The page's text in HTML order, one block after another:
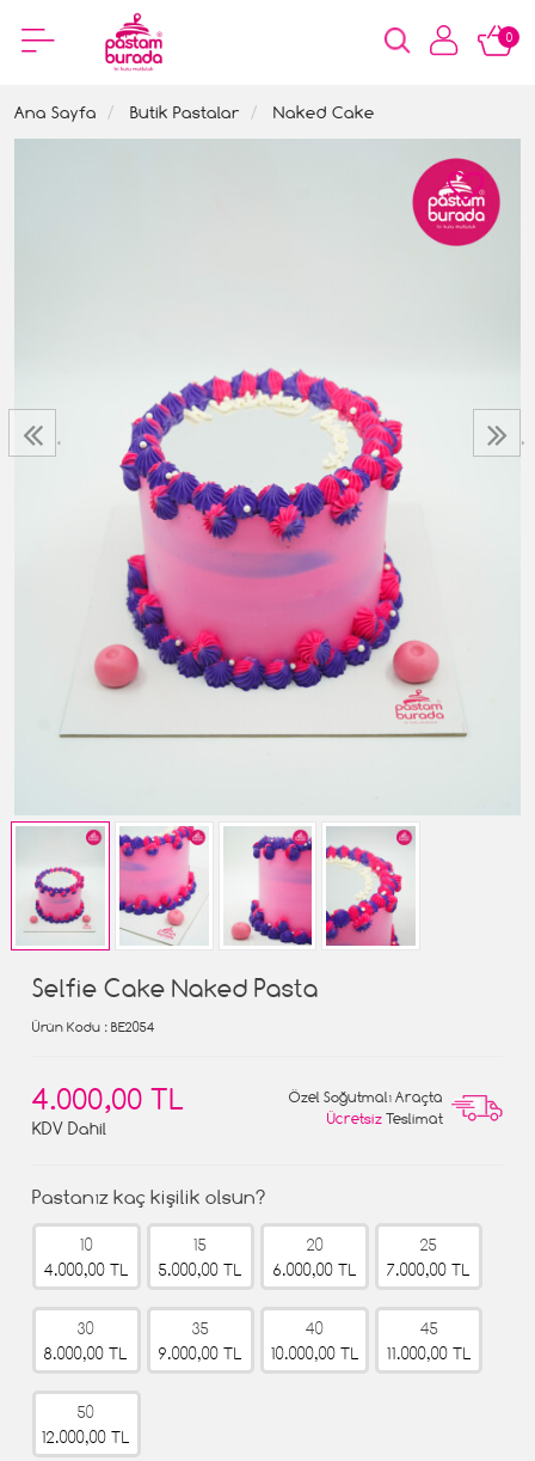
0
Ana Sayfa Butik Pastalar Naked Cake
‹ ›
Selfie Cake Naked Pasta
Ürün Kodu : BE2054
4.000,00 TL
KDV Dahil
Özel Soğutmalı Araçta
Ücretsiz Teslimat
Pastanız kaç kişilik olsun?
10
4.000,00 TL
15
5.000,00 TL
20
6.000,00 TL
25
7.000,00 TL
30
8.000,00 TL
35
9.000,00 TL
40
10.000,00 TL
45
11.000,00 TL
50
12.000,00 TL